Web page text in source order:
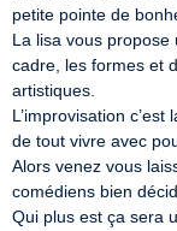
petite pointe de
La lisa vous
cadre, les formes et
artistiques.
L’improvisation
de tout vivre avec
Alors venez vous
comédiens bien
Qui plus est ça sera